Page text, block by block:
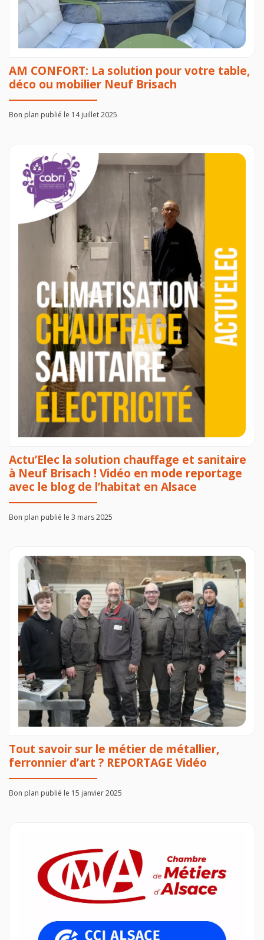
AM CONFORT: La solution pour votre table,
déco ou mobilier Neuf Brisach
Bon plan publié le 14 juillet 2025
Actu’Elec la solution chauffage et sanitaire
à Neuf Brisach ! Vidéo en mode reportage
avec le blog de l’habitat en Alsace
Bon plan publié le 3 mars 2025
Tout savoir sur le métier de métallier,
ferronnier d’art ? REPORTAGE Vidéo
Bon plan publié le 15 janvier 2025